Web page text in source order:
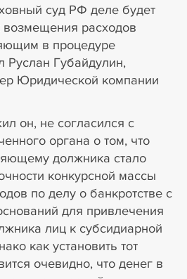
суд РФ деле будет
возмещения расходов
в процедуре
Руслан Губайдулин,
Юридической компании
он, не согласился с
органа о том, что
должника стало
конкурсной массы
по делу о банкротстве с
для привлечения
лиц к субсидиарной
как установить тот
очевидно, что денег в